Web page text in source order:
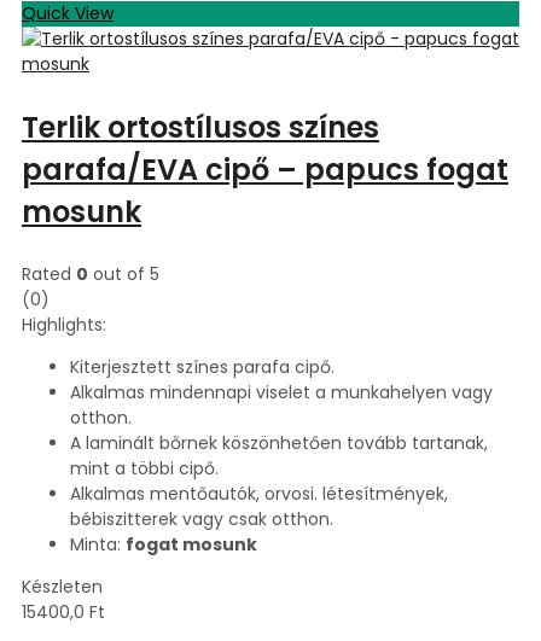
Quick View
Terlik ortostílusos színes
parafa/EVA cipő – papucs fogat
mosunk
Rated 0 out of 5
(0)
Highlights:
Kiterjesztett színes parafa cipő.
Alkalmas mindennapi viselet a munkahelyen vagy
otthon.
A laminált bőrnek köszönhetően tovább tartanak,
mint a többi cipő.
Alkalmas mentőautók, orvosi. létesítmények,
bébiszitterek vagy csak otthon.
Minta: fogat mosunk
Készleten
15400,0 Ft